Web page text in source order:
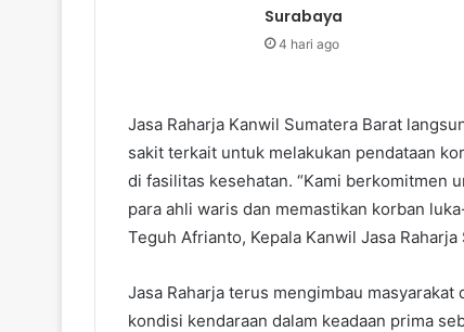
Surabaya
4 hari ago
Jasa Raharja Kanwil Sumatera Barat
sakit terkait untuk melakukan pendataan
di fasilitas kesehatan. “Kami berkomitmen
para ahli waris dan memastikan korban
Teguh Afrianto, Kepala Kanwil Jasa Raharja
Jasa Raharja terus mengimbau
kondisi kendaraan dalam keadaan prima